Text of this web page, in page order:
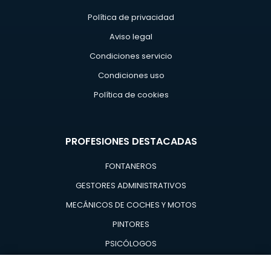
Política de privacidad
Aviso legal
Condiciones servicio
Condiciones uso
Política de cookies
PROFESIONES DESTACADAS
FONTANEROS
GESTORES ADMINISTRATIVOS
MECÁNICOS DE COCHES Y MOTOS
PINTORES
PSICÓLOGOS